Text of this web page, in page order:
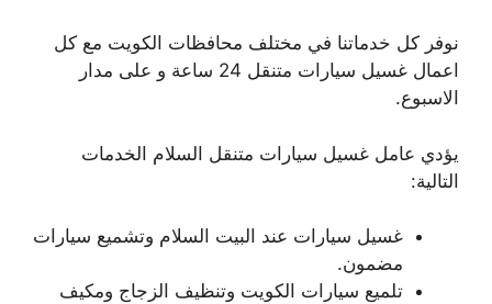
نوفر كل خدماتنا في مختلف محافظات الكويت مع كل
اعمال غسيل سيارات متنقل 24 ساعة و على مدار
الاسبوع.
يؤدي عامل غسيل سيارات متنقل السلام الخدمات
التالية:
غسيل سيارات عند البيت السلام وتشميع سيارات
مضمون.
تلميع سيارات الكويت وتنظيف الزجاج ومكيف